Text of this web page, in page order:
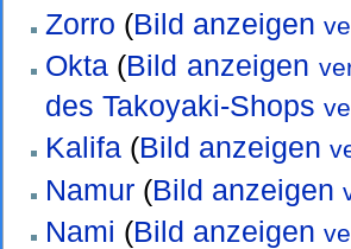
Zorro (Bild anzeigen
Okta(Bild anzeigen
des Takoyaki-Shops
Kalifa(Bild anzeigen
Namur(Bild anzeigen
Nami (Bild anzeigen